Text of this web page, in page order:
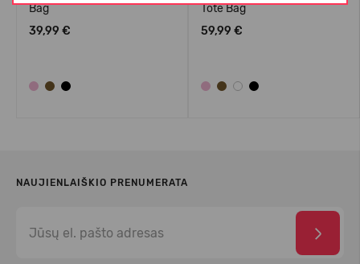
Bag
39,99 €
Tote Bag
59,99 €
NAUJIENLAIŠKIO PRENUMERATA